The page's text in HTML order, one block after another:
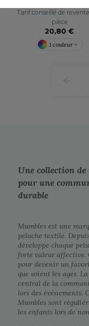
Tarif conseillé de
pièce
20,80 €
1 couleur
Une collection
pour une
durable
Mumbles est une
peluche textile.
développe chaque
forte valeur affective.
pour devenir un
que soient les ages.
central de la
lors des événements.
Mumbles sont
les enfants lors de